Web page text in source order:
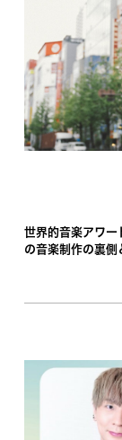
世界的音楽アワ
の音楽制作の裏